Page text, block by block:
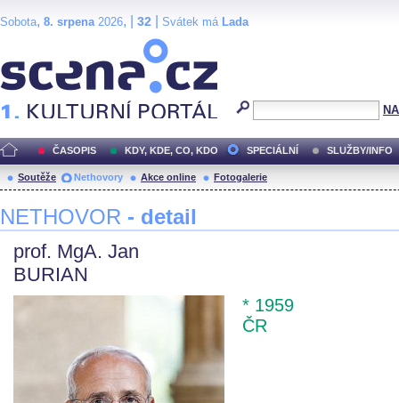
Sobota, 8. srpena2026, | 32 Svátek má Lada
ČASOPIS KDY, KDE, CO, KDO SPECIÁLNÍ SLUŽBY/INFO
Soutěže Nethovory Akce online Fotogalerie
NETHOVOR - detail
prof. MgA. Jan
BURIAN
* 1959
ČR